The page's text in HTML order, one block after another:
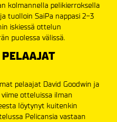
kolmannella pelikierroksella
tuolloin SaiPa nappasi 2-3
iskiessä ottelun
puolessa välissä.
pelaajat David Goodwin ja
otteluissa ilman
löytynyt kuitenkin
Pelicansia vastaan